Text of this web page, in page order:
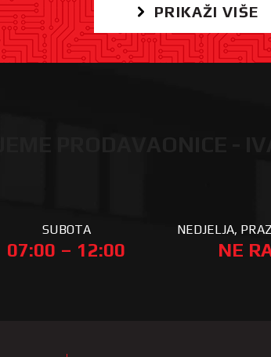
PRIKAŽI VIŠE
SUBOTA
07:00 – 12:00
NEDJELJA,
NE